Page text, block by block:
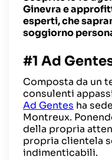
Ginevra e
esperti, che
soggiorno
#1 Ad
Composta da un
consulenti
Ad Gentes ha
Montreux.
della propria
propria clientela
indimenticabili.